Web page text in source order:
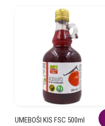
UMEBOŠI KIS FSC 500ml